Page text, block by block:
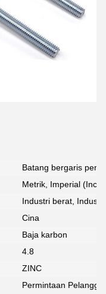
Batang bergaris
Metrik, Imperial (Inci)
Industri berat,
Cina
Baja karbon
4.8
ZINC
Permintaan